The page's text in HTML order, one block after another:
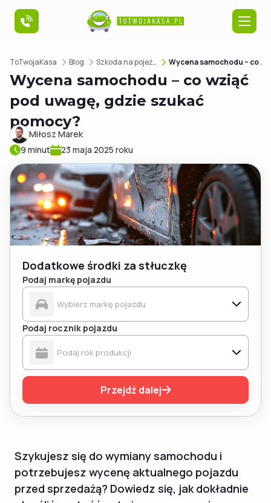
Szkoda na pojeździe
Szkoda na nieruchomości
Poradniki
O nas
ToTwojaKasa Blog Szkoda na pojeździe Wycena samochodu – co wziąć pod uwagę, gdzie szukać pomocy?
Wycena samochodu – co wziąć
pod uwagę, gdzie szukać
pomocy?
Miłosz Marek
9 minut
23 maja 2025 roku
Dodatkowe środki za stłuczkę
Podaj markę pojazdu
Podaj rocznik pojazdu
Przejdź dalej
Szykujesz się do wymiany samochodu i
potrzebujesz wycenę aktualnego pojazdu
przed sprzedażą? Dowiedz się, jak dokładnie